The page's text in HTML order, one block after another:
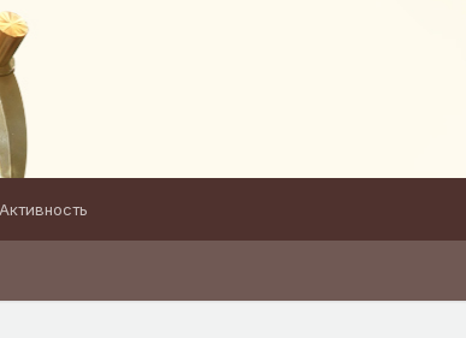
Активность